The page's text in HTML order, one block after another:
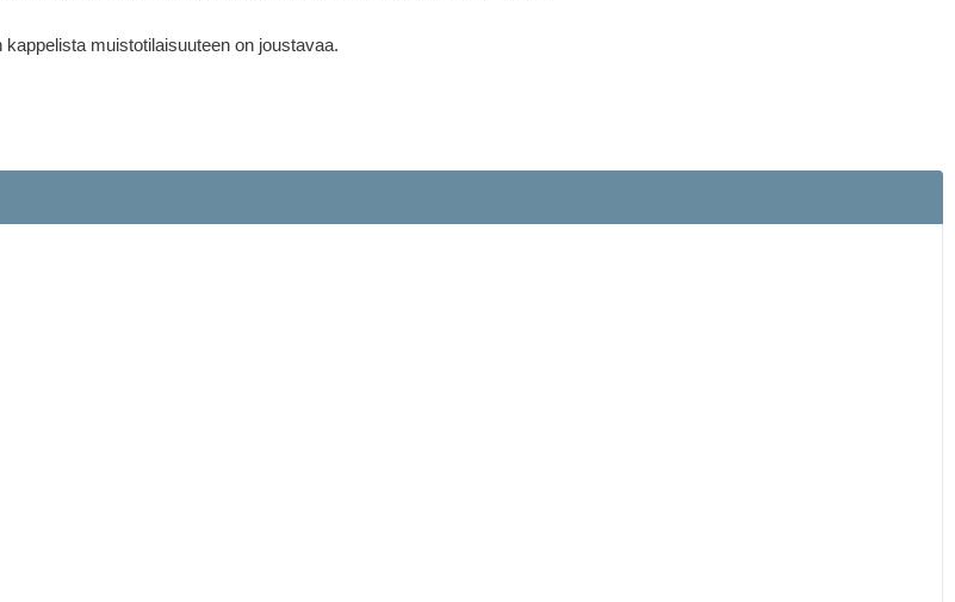
muistotilaisuuteen on joustavaa.